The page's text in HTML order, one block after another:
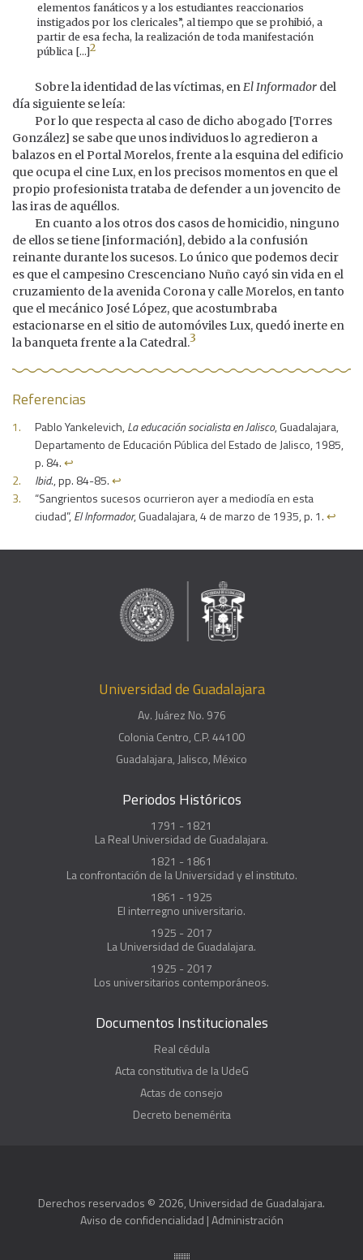
elementos fanáticos y a los estudiantes reaccionarios
instigados por los clericales”, al tiempo que se prohibió, a
partir de esa fecha, la realización de toda manifestación
pública [...]2
Sobre la identidad de las víctimas, enEl Informador del
día siguiente se leía:
Por lo que respecta al caso de dicho abogado [Torres
González] se sabe que unos individuos lo agredieron a
balazos en el Portal Morelos, frente a la esquina del edificio
que ocupa el cine Lux, en los precisos momentos en que el
propio profesionista trataba de defender a un jovencito de
las iras de aquéllos.
En cuanto a los otros dos casos de homicidio, ninguno
de ellos se tiene [información], debido a la confusión
reinante durante los sucesos. Lo único que podemos decir
es que el campesino Crescenciano Nuño cayó sin vida en el
cruzamiento de la avenida Corona y calle Morelos, en tanto
que el mecánico José López, que acostumbraba
estacionarse en el sitio de automóviles Lux, quedó inerte en
la banqueta frente a la Catedral.3
Referencias
Pablo Yankelevich,La educación socialista en Jalisco, Guadalajara,
Departamento de Educación Pública del Estado de Jalisco, 1985,
p. 84.↩︎
Ibid., pp. 84-85.↩︎
“Sangrientos sucesos ocurrieron ayer a mediodía en esta
ciudad”,El Informador, Guadalajara, 4 de marzo de 1935, p. 1.↩︎
Universidad de Guadalajara
Av. Juárez No. 976
Colonia Centro, C.P. 44100
Guadalajara, Jalisco, México
Periodos Históricos
1791 - 1821
La Real Universidad de Guadalajara.
1821 - 1861
La confrontación de la Universidad y el instituto.
1861 - 1925
El interregno universitario.
1925 - 2017
La Universidad de Guadalajara.
1925 - 2017
Los universitarios contemporáneos.
Documentos Institucionales
Real cédula
Acta constitutiva de la UdeG
Actas de consejo
Decreto benemérita
Derechos reservados © 2026, Universidad de Guadalajara.
Aviso de confidencialidad |Administración